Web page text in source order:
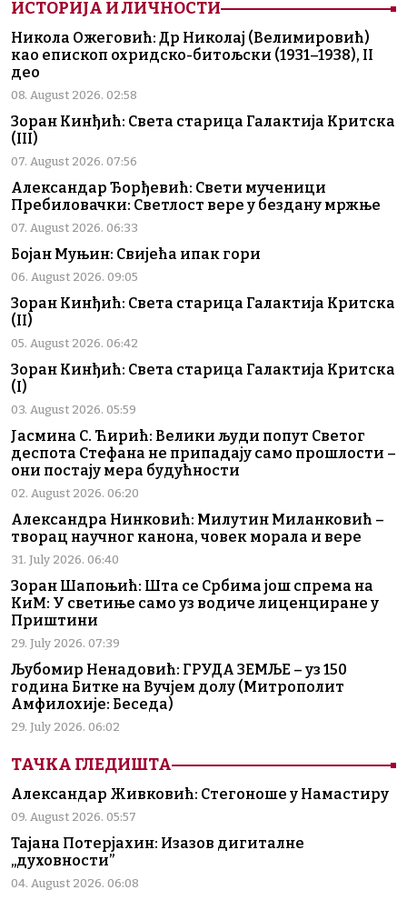
ИСТОРИЈА И ЛИЧНОСТИ
Никола Ожеговић: Др Николај (Велимировић)
као епископ охридско-битољски (1931–1938), II
део
08. August 2026. 02:58
Зоран Кинђић: Света старица Галактија Критска
(III)
07. August 2026. 07:56
Александар Ђорђевић: Свети мученици
Пребиловачки: Светлост вере у бездану мржње
07. August 2026. 06:33
Бојан Муњин: Свијећа ипак гори
06. August 2026. 09:05
Зоран Кинђић: Света старица Галактија Критска
(II)
05. August 2026. 06:42
Зоран Кинђић: Света старица Галактија Критска
(I)
03. August 2026. 05:59
Јасмина С. Ћирић: Велики људи попут Светог
деспота Стефана не припадају само прошлости –
они постају мера будућности
02. August 2026. 06:20
Александра Нинковић: Милутин Миланковић –
творац научног канона, човек морала и вере
31. July 2026. 06:40
Зоран Шапоњић: Шта се Србима још спрема на
КиМ: У светиње само уз водиче лиценциране у
Приштини
29. July 2026. 07:39
Љубомир Ненадовић: ГРУДА ЗЕМЉЕ – уз 150
година Битке на Вучјем долу (Митрополит
Амфилохије: Беседа)
29. July 2026. 06:02
ТАЧКА ГЛЕДИШТА
Александар Живковић: Стегоноше у Намастиру
09. August 2026. 05:57
Тајана Потерјахин: Изазов дигиталне
„духовности”
04. August 2026. 06:08